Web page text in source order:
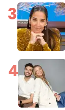
3
4